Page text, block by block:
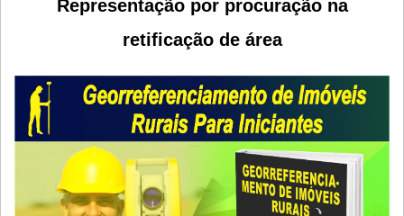
Representação por procuração na
retificação de área